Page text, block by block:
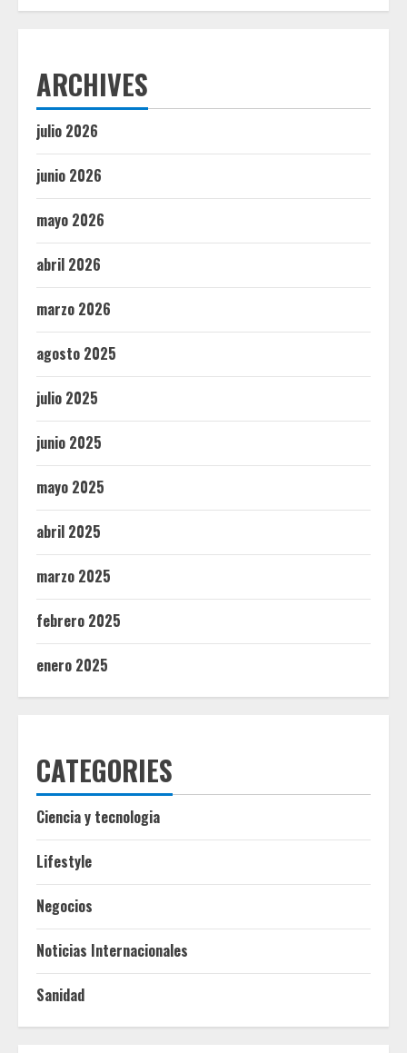
ARCHIVES
julio 2026
junio 2026
mayo 2026
abril 2026
marzo 2026
agosto 2025
julio 2025
junio 2025
mayo 2025
abril 2025
marzo 2025
febrero 2025
enero 2025
CATEGORIES
Ciencia y tecnologia
Lifestyle
Negocios
Noticias Internacionales
Sanidad